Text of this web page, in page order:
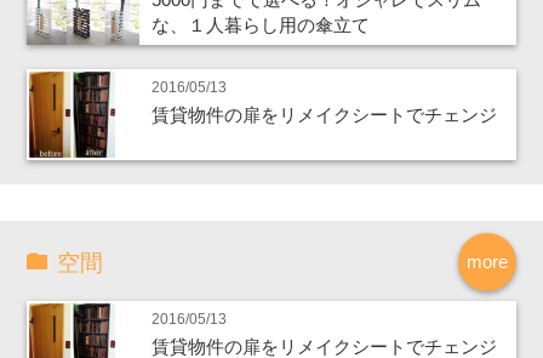
な、１人暮らし用の傘立て
2016/05/13
賃貸物件の扉をリメイクシートでチェンジ
more
空間
2016/05/13
賃貸物件の扉をリメイクシートでチェンジ